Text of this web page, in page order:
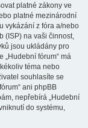
platné zákony ve
platné mezinárodní
vykázání z fóra a/nebo
(ISP) na vaši činnost,
jsou ukládány pro
„Hudební fórum“ má
téma nebo
souhlasíte se
ani phpBB
nepřebírá „Hudební
do systému,